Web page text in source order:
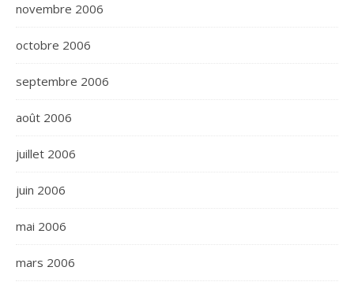
novembre 2006
octobre 2006
septembre 2006
août 2006
juillet 2006
juin 2006
mai 2006
mars 2006